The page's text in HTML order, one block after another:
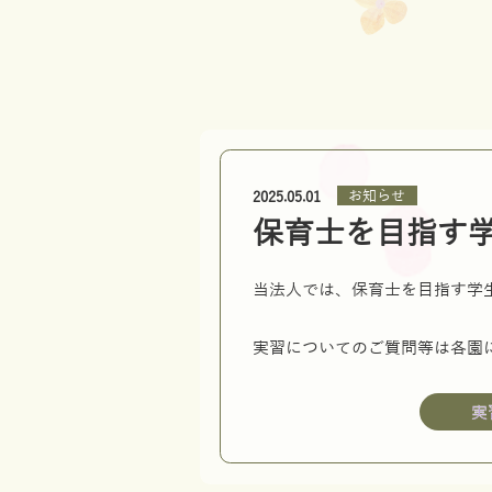
2025.05.01 お知らせ
保育士を目指す
当法人では、保育士を目指す
実習についてのご質問等は各園
実